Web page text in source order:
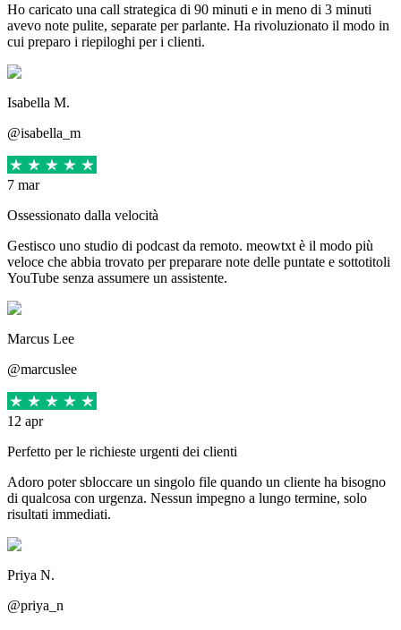
Ho caricato una call strategica di 90 minuti e in meno di 3 minuti
avevo note pulite, separate per parlante. Ha rivoluzionato il modo in
cui preparo i riepiloghi per i clienti.
Isabella M.
@isabella_m
7 mar
Ossessionato dalla velocità
Gestisco uno studio di podcast da remoto. meowtxt è il modo più
veloce che abbia trovato per preparare note delle puntate e sottotitoli
YouTube senza assumere un assistente.
Marcus Lee
@marcuslee
12 apr
Perfetto per le richieste urgenti dei clienti
Adoro poter sbloccare un singolo file quando un cliente ha bisogno
di qualcosa con urgenza. Nessun impegno a lungo termine, solo
risultati immediati.
Priya N.
@priya_n